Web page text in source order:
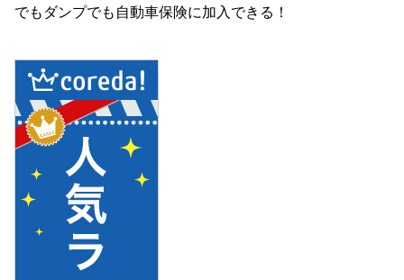
でもダンプでも自動車保険に加入できる！